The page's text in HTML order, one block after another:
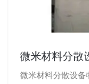
微米材料分散
微米材料分散设